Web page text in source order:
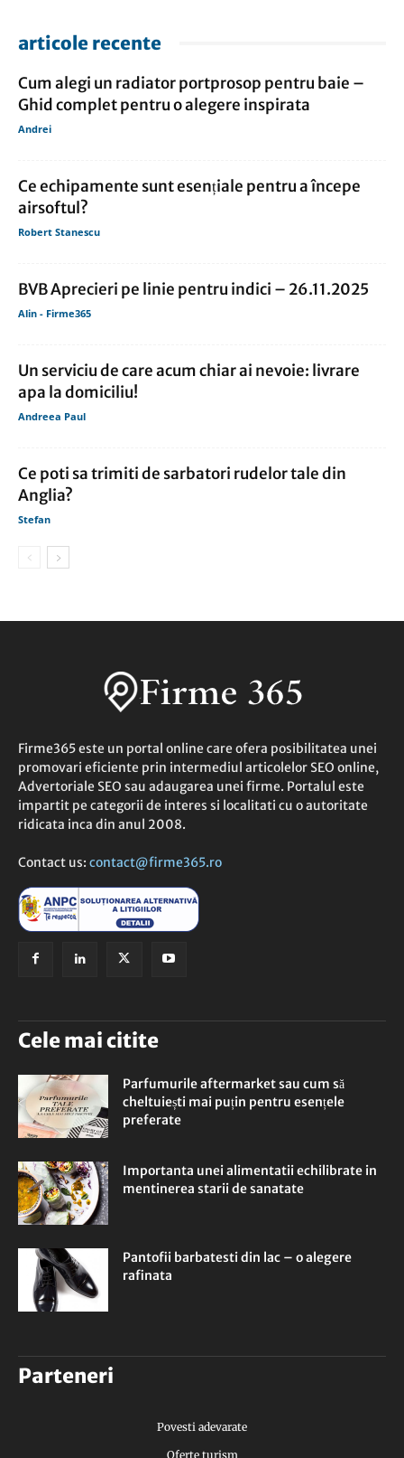
articole recente
Cum alegi un radiator portprosop pentru baie –
Ghid complet pentru o alegere inspirata
Andrei
Ce echipamente sunt esențiale pentru a începe
airsoftul?
Robert Stanescu
BVB Aprecieri pe linie pentru indici – 26.11.2025
Alin - Firme365
Un serviciu de care acum chiar ai nevoie: livrare
apa la domiciliu!
Andreea Paul
Ce poti sa trimiti de sarbatori rudelor tale din
Anglia?
Stefan
Firme365 este un portal online care ofera posibilitatea unei
promovari eficiente prin intermediul articolelor SEO online,
Advertoriale SEO sau adaugarea unei firme. Portalul este
impartit pe categorii de interes si localitati cu o autoritate
ridicata inca din anul 2008.
Contact us: contact@firme365.ro
Cele mai citite
Parfumurile aftermarket sau cum să
cheltuiești mai puțin pentru esențele
preferate
Importanta unei alimentatii echilibrate in
mentinerea starii de sanatate
Pantofii barbatesti din lac – o alegere
rafinata
Parteneri
Povesti adevarate
Oferte turism